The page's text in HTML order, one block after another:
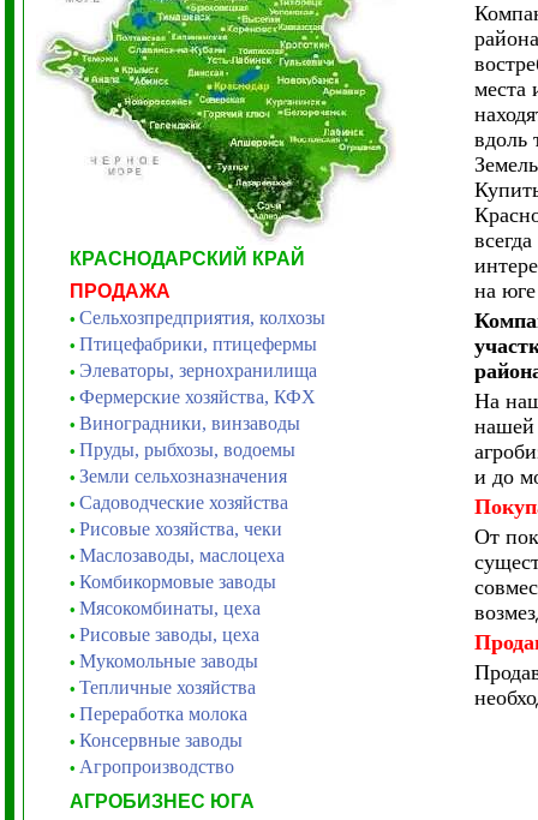
КРАСНОДАРСКИЙ КРАЙ
ПРОДАЖА
• Сельхозпредприятия, колхозы
• Птицефабрики, птицефермы
• Элеваторы, зернохранилища
• Фермерские хозяйства, КФХ
• Виноградники, винзаводы
• Пруды, рыбхозы, водоемы
• Земли сельхозназначения
• Садоводческие хозяйства
• Рисовые хозяйства, чеки
• Маслозаводы, маслоцеха
• Комбикормовые заводы
• Мясокомбинаты, цеха
• Рисовые заводы, цеха
• Мукомольные заводы
• Тепличные хозяйства
• Переработка молока
• Консервные заводы
• Агропроизводство
АГРОБИЗНЕС ЮГА
места
вдоль
на
На
нашей
и до
От